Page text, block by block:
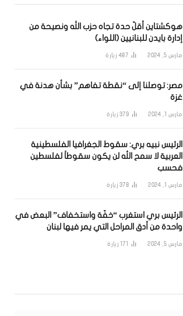
هوكشتاين أقلّ حدة تجاه حزب الله ونصيحة من
إدارة بايدن للبنانيين (اللواء)
مارس 5, 2024 487 زيارة
مصر: توصلنا إلى “نقطة تفاهم” بشأن هدنة في
غزة
مارس 1, 2024 379 زيارة
الرئيس نبيه بري: سقوط الجغرافيا الفلسطينية
العربية لا سمح الله لن يكون سقوطاً لفلسطين
فحسب
مارس 1, 2024 378 زيارة
الرئيس بري استغرب “خفّة واستخفاف” البعض في
واحدة من أدق المراحل التي يمر فيها لبنان
مارس 5, 2024 171 زيارة